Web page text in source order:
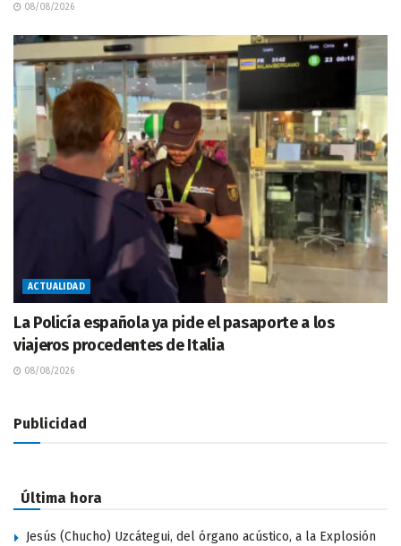
08/08/2026
ACTUALIDAD
La Policía española ya pide el pasaporte a los
viajeros procedentes de Italia
08/08/2026
Publicidad
Última hora
Jesús (Chucho) Uzcátegui, del órgano acústico, a la Explosión